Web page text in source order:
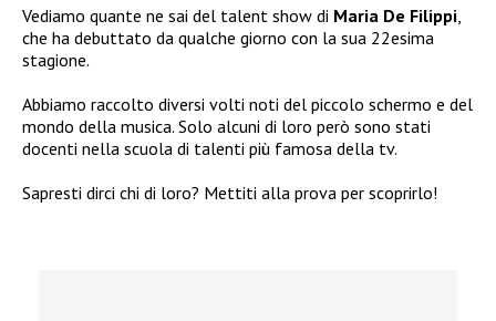
Vediamo quante ne sai del talent show di Maria De Filippi,
che ha debuttato da qualche giorno con la sua 22esima
stagione.
Abbiamo raccolto diversi volti noti del piccolo schermo e del
mondo della musica. Solo alcuni di loro però sono stati
docenti nella scuola di talenti più famosa della tv.
Sapresti dirci chi di loro? Mettiti alla prova per scoprirlo!